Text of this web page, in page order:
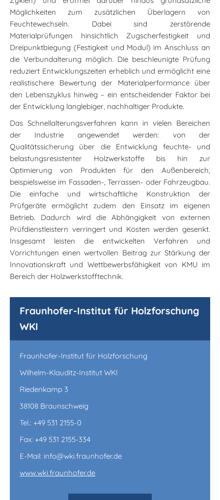
Möglichkeiten zum zusätzlichen Überlagern von
Feuchtewechseln. Dabei sind zerstörende
Materialprüfungen hinsichtlich Zugscherfestigkeit und
Dreipunktbiegung (Festigkeit und Modul) im Anschluss an
die Verbundalterung möglich. Die beschleunigte Prüfung
reduziert Entwicklungszeiten erheblich und ermöglicht eine
realistischere Bewertung der Materialperformance über
den Lebenszyklus hinweg – ein entscheidender Faktor bei
der Entwicklung langlebiger, nachhaltiger Produkte.
Das Schnellalterungsverfahren kann in vielen Bereichen
der Industrie angewendet werden: von der
Qualitätssicherung über die Entwicklung feuchte- und
belastungsresistenter Holzwerkstoffe bis hin zur
Optimierung von Produkten für den Außenbereich,
beispielsweise im Fassaden-, Terrassen- oder Fahrzeugbau.
Die einfache und wirtschaftliche Konstruktion der
Prüfgeräte ermöglicht zudem den Einsatz im eigenen
Betrieb. Dadurch wird die Abhängigkeit von externen
Prüfdienstleistern verringert und Kosten werden gesenkt.
Insgesamt leisten die entwickelten Verfahren und
Vorrichtungen einen wertvollen Beitrag zur Stärkung der
Innovationskraft und Wettbewerbsfähigkeit von KMU im
Bereich der Holzwerkstofftechnik.
Fraunhofer-Institut für Holzforschung
WKI
Fraunhofer-Institut für Holzforschung
Wilhelm-Klauditz-Institut WKI
Riedenkamp 3
38108 Braunschweig
Tel.: +49 531 2155-0
Fax: +49 531 2155-334
E-Mail: info@wki.fraunhofer.de
www.wki.fraunhofer.de